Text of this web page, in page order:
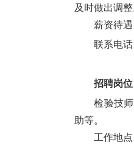
及时做出调整
薪资待遇
联系电话
招聘岗位
检验技
助等。
工作地